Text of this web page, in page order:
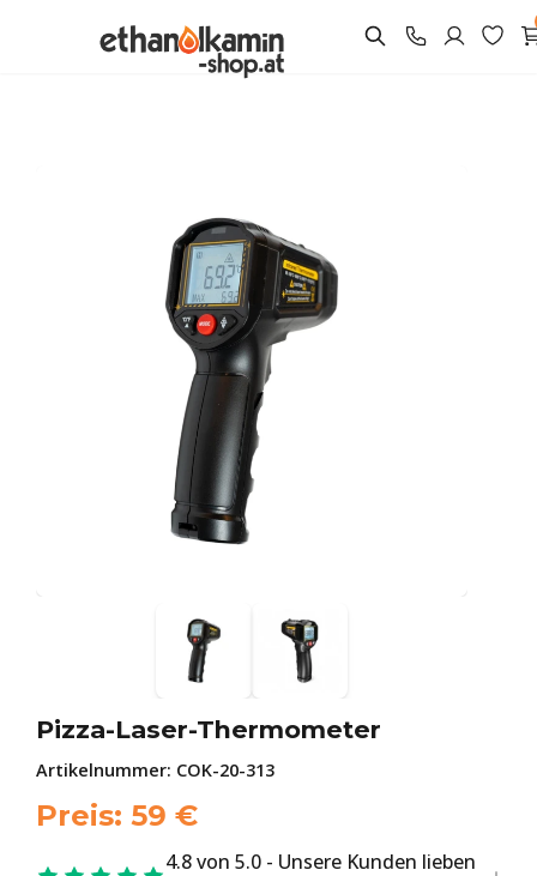
Pizza-Laser-Thermometer
Artikelnummer: COK-20-313
Preis: 59 €
4.8 von 5.0 - Unsere Kunden lieben